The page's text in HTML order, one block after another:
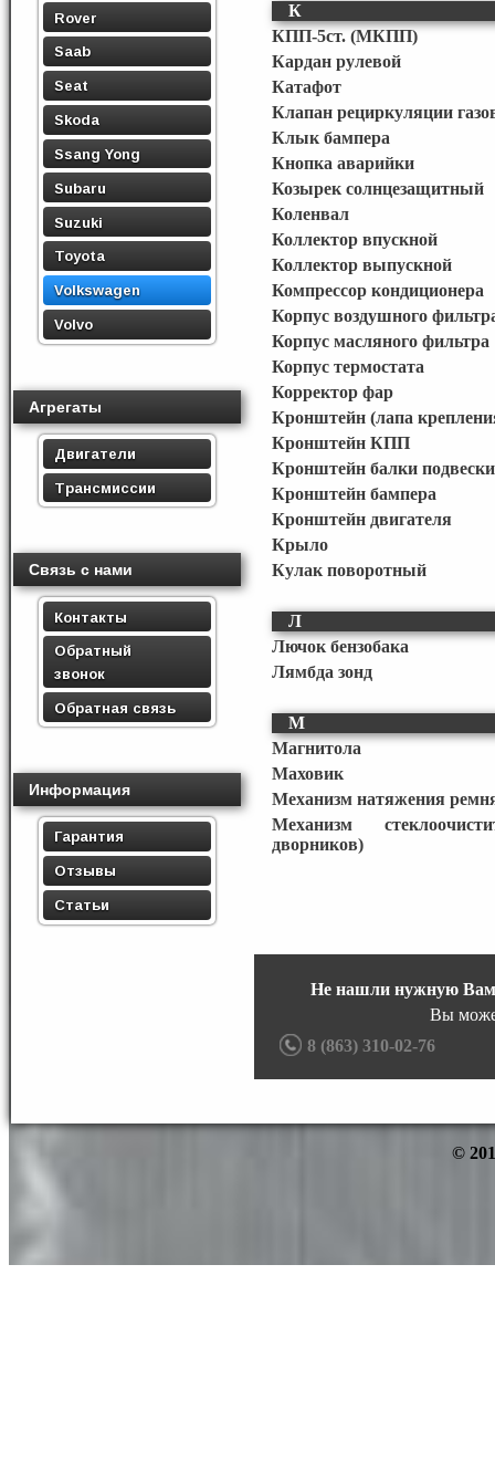
Rover
Saab
Seat
Skoda
Ssang Yong
Subaru
Suzuki
Toyota
Volkswagen
Volvo
Агрегаты
Двигатели
Трансмиссии
Связь с нами
Контакты
Обратный
звонок
Обратная связь
Информация
Гарантия
Отзывы
Статьи
К
КПП-5ст. (МКПП)
Кардан рулевой
Катафот
Клапан рециркуляции
Клык бампера
Кнопка аварийки
Козырек солнцезащитный
Коленвал
Коллектор впускной
Коллектор выпускной
Компрессор кондиционера
Корпус воздушного
Корпус масляного фильтра
Корпус термостата
Корректор фар
Кронштейн (лапа
Кронштейн КПП
Кронштейн балки подвески
Кронштейн бампера
Кронштейн двигателя
Крыло
Кулак поворотный
Л
Лючок бензобака
Лямбда зонд
М
Магнитола
Маховик
Механизм натяжения
Механизм
дворников)
Не нашли нужную Вам
Вы
8 (863) 310-02-76
©